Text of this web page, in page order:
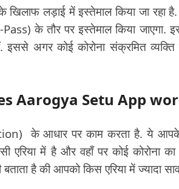
खिलाफ लड़ाई में इस्तेमाल किया जा रहा
के तौर पर इस्तेमाल किया जाएगा.
अगर कोई कोरोना संक्रमित व्यक्ति
Aarogya Setu App
के आधार पर काम करता है. ये
में है और वहाँ पर कोई कोरोना का
है की आपको किस एरिया में ज्यादा